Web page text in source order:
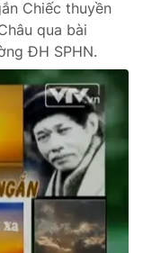
Chiếc thuyền
qua bài
ĐH SPHN.